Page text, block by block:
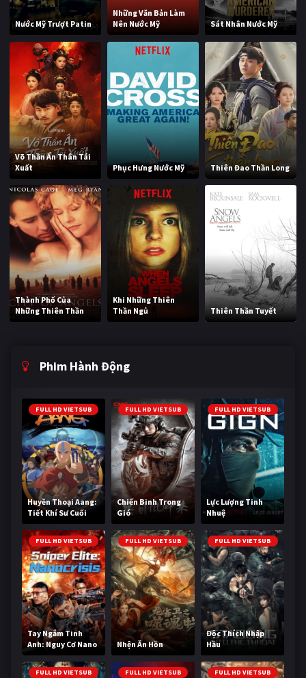
Nước Mỹ Trượt Patin
Những Văn Bản Làm
Nên Nước Mỹ
Sát Nhân Nước Mỹ
Võ Thần Ẩn Thân Tái
Xuất
Phục Hưng Nước Mỹ Thiên Đao Thần Long
Thành Phố Của
Những Thiên Thần
Khi Những Thiên
Thần Ngủ
Thiên Thần Tuyết
Phim Hành Động
FULL HD VIETSUB
Huyền Thoại Aang:
Tiết Khí Sư Cuối
Cùng
FULL HD VIETSUB
Chiến Binh Trong
Gió
FULL HD VIETSUB
Lực Lượng Tinh
Nhuệ
FULL HD VIETSUB
Tay Ngắm Tinh
Anh: Nguy Cơ Nano
FULL HD VIETSUB
Nhện Ăn Hồn
FULL HD VIETSUB
Độc Thích Nhập
Hầu
FULL HD VIETSUB FULL HD VIETSUB FULL HD VIETSUB